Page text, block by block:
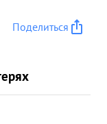
Поделиться